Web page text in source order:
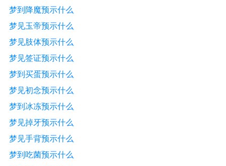
梦到降魔预示什么
梦见玉帝预示什么
梦见肢体预示什么
梦见签证预示什么
梦到买蛋预示什么
梦见初念预示什么
梦到冰冻预示什么
梦见掉牙预示什么
梦见手背预示什么
梦到吃菌预示什么